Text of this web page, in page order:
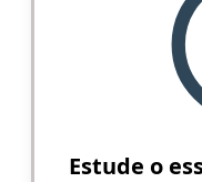
Estude o